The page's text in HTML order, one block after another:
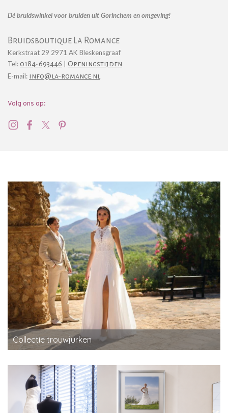
Débruidswinkel voor bruiden uit Gorinchem en omgeving!
Bruidsboutique La Romance
Kerkstraat 29 2971 AK Bleskensgraaf
Tel: 0184-693446
Openingstijden
E-mail: info@la-romance.nl
Volg ons op:
Collectie trouwjurken